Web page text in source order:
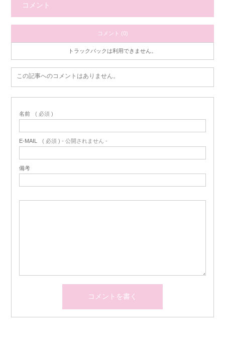
コメント
コメント (0)
トラックバックは利用できません。
この記事へのコメントはありません。
名前 ( 必須 )
E-MAIL ( 必須 ) - 公開されません -
備考